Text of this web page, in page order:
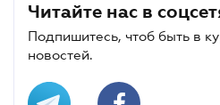
Читайте нас в
Подпишитесь, чтоб быть в
новостей.